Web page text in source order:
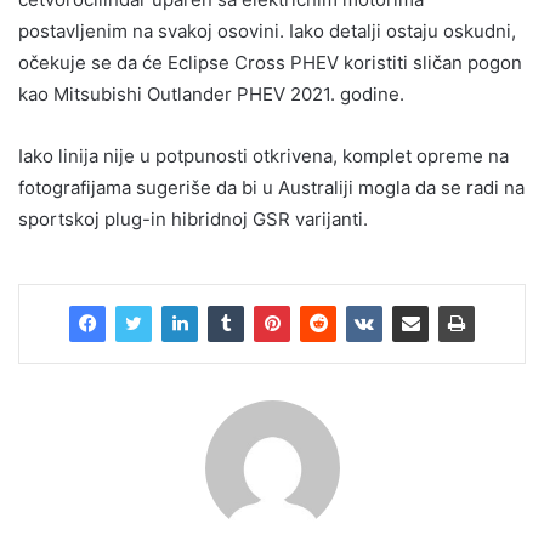
postavljenim na svakoj osovini. Iako detalji ostaju oskudni,
očekuje se da će Eclipse Cross PHEV koristiti sličan pogon
kao Mitsubishi Outlander PHEV 2021. godine.
Iako linija nije u potpunosti otkrivena, komplet opreme na
fotografijama sugeriše da bi u Australiji mogla da se radi na
sportskoj plug-in hibridnoj GSR varijanti.